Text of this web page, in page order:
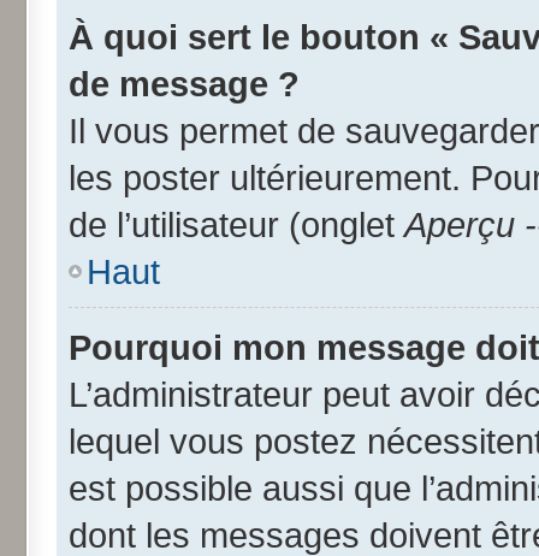
À quoi sert le bouton «
de message ?
Il vous permet de
les poster ultérieurement.
de l’utilisateur (onglet Aperçu
Haut
Pourquoi mon message
L’administrateur peut avoir
lequel vous postez
est possible aussi que
dont les messages doivent